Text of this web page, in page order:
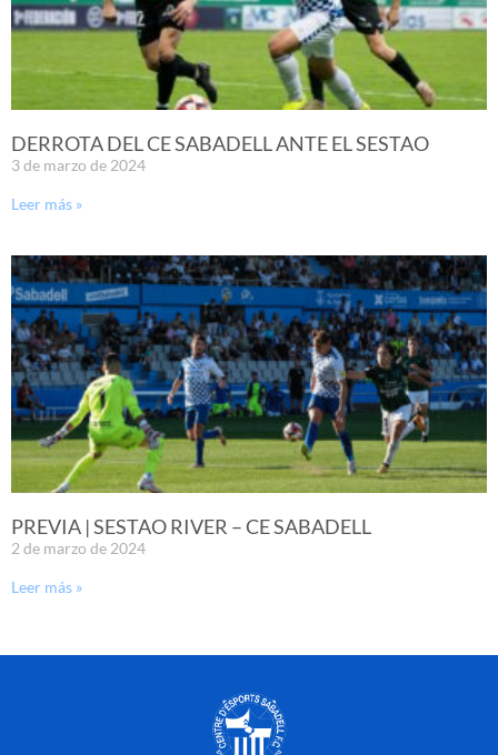
DERROTA DEL CE SABADELL ANTE EL SESTAO
3 de marzo de 2024
Leer más »
PREVIA | SESTAO RIVER – CE SABADELL
2 de marzo de 2024
Leer más »